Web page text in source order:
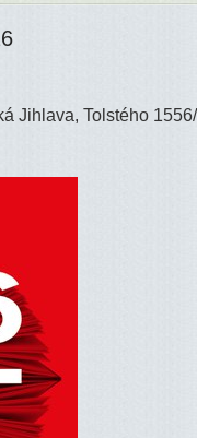
Jihlava, Tolstého